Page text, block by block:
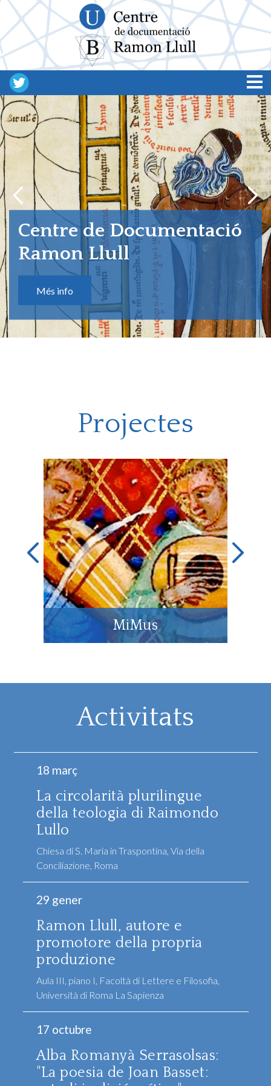
Vés al contingut
Centre de Documentació
Ramon Llull
Més info
Projectes
MiMus
Activitats
18 març
La circolarità plurilingue
della teologia di Raimondo
Lullo
Chiesa di S. Maria in Traspontina, Via della
Conciliazione, Roma
29 gener
Ramon Llull, autore e
promotore della propria
produzione
Aula III, piano I, Facoltà di Lettere e Filosofia,
Università di Roma La Sapienza
17 octubre
Alba Romanyà Serrasolsas:
"La poesia de Joan Basset: